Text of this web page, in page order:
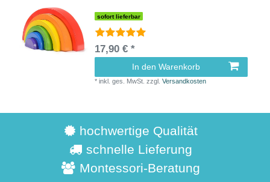
sofort lieferbar
17,90 € *
In den Warenkorb
*inkl. ges. MwSt. zzgl.Versandkosten
hochwertige Qualität
schnelle Lieferung
Montessori-Beratung